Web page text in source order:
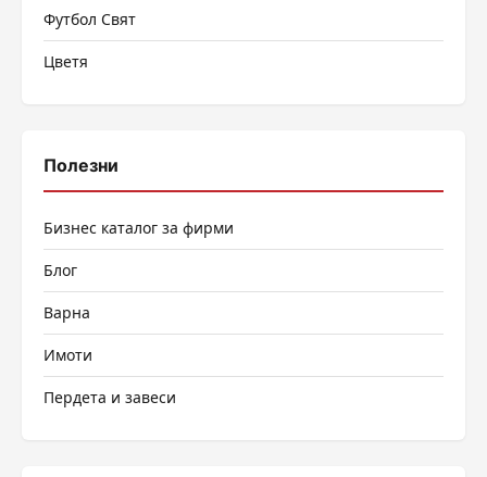
Футбол Свят
Цветя
Полезни
Бизнес каталог за фирми
Блог
Варна
Имоти
Пердета и завеси